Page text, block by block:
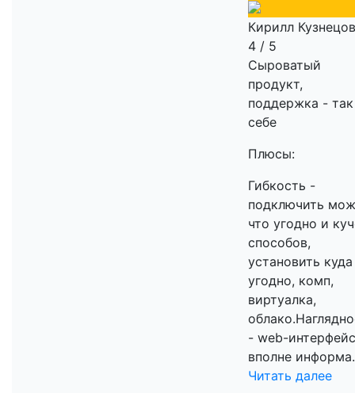
Кирилл Кузнецов
4 / 5
Сыроватый
продукт,
поддержка - так
себе
Плюсы:
Гибкость -
подключить
что угодно и
способов,
установить куда
угодно, комп,
виртуалка,
- web-интерфейс
вполне
Читать далее